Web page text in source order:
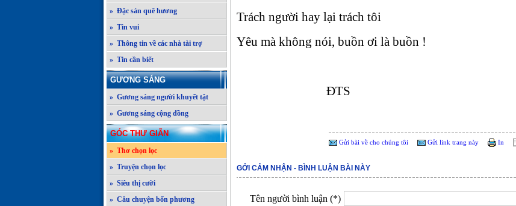
» Đặc sản quê hương
» Tin vui
» Thông tin về các nhà tài trợ
» Tin cần biết
GƯƠNG SÁNG
» Gương sáng người khuyết tật
» Gương sáng cộng đồng
GÓC THƯ GIÃN
» Thơ chọn lọc
» Truyện chọn lọc
» Siêu thị cười
» Câu chuyện bốn phương
Trách người hay lại trách tôi
Yêu mà không nói, buồn ơi là buồn !
ĐTS
Gửi bài về cho chúng tôi Gửi link trang này In
GỞI CẢM NHẬN - BÌNH LUẬN BÀI NÀY
Tên người bình luận (*)